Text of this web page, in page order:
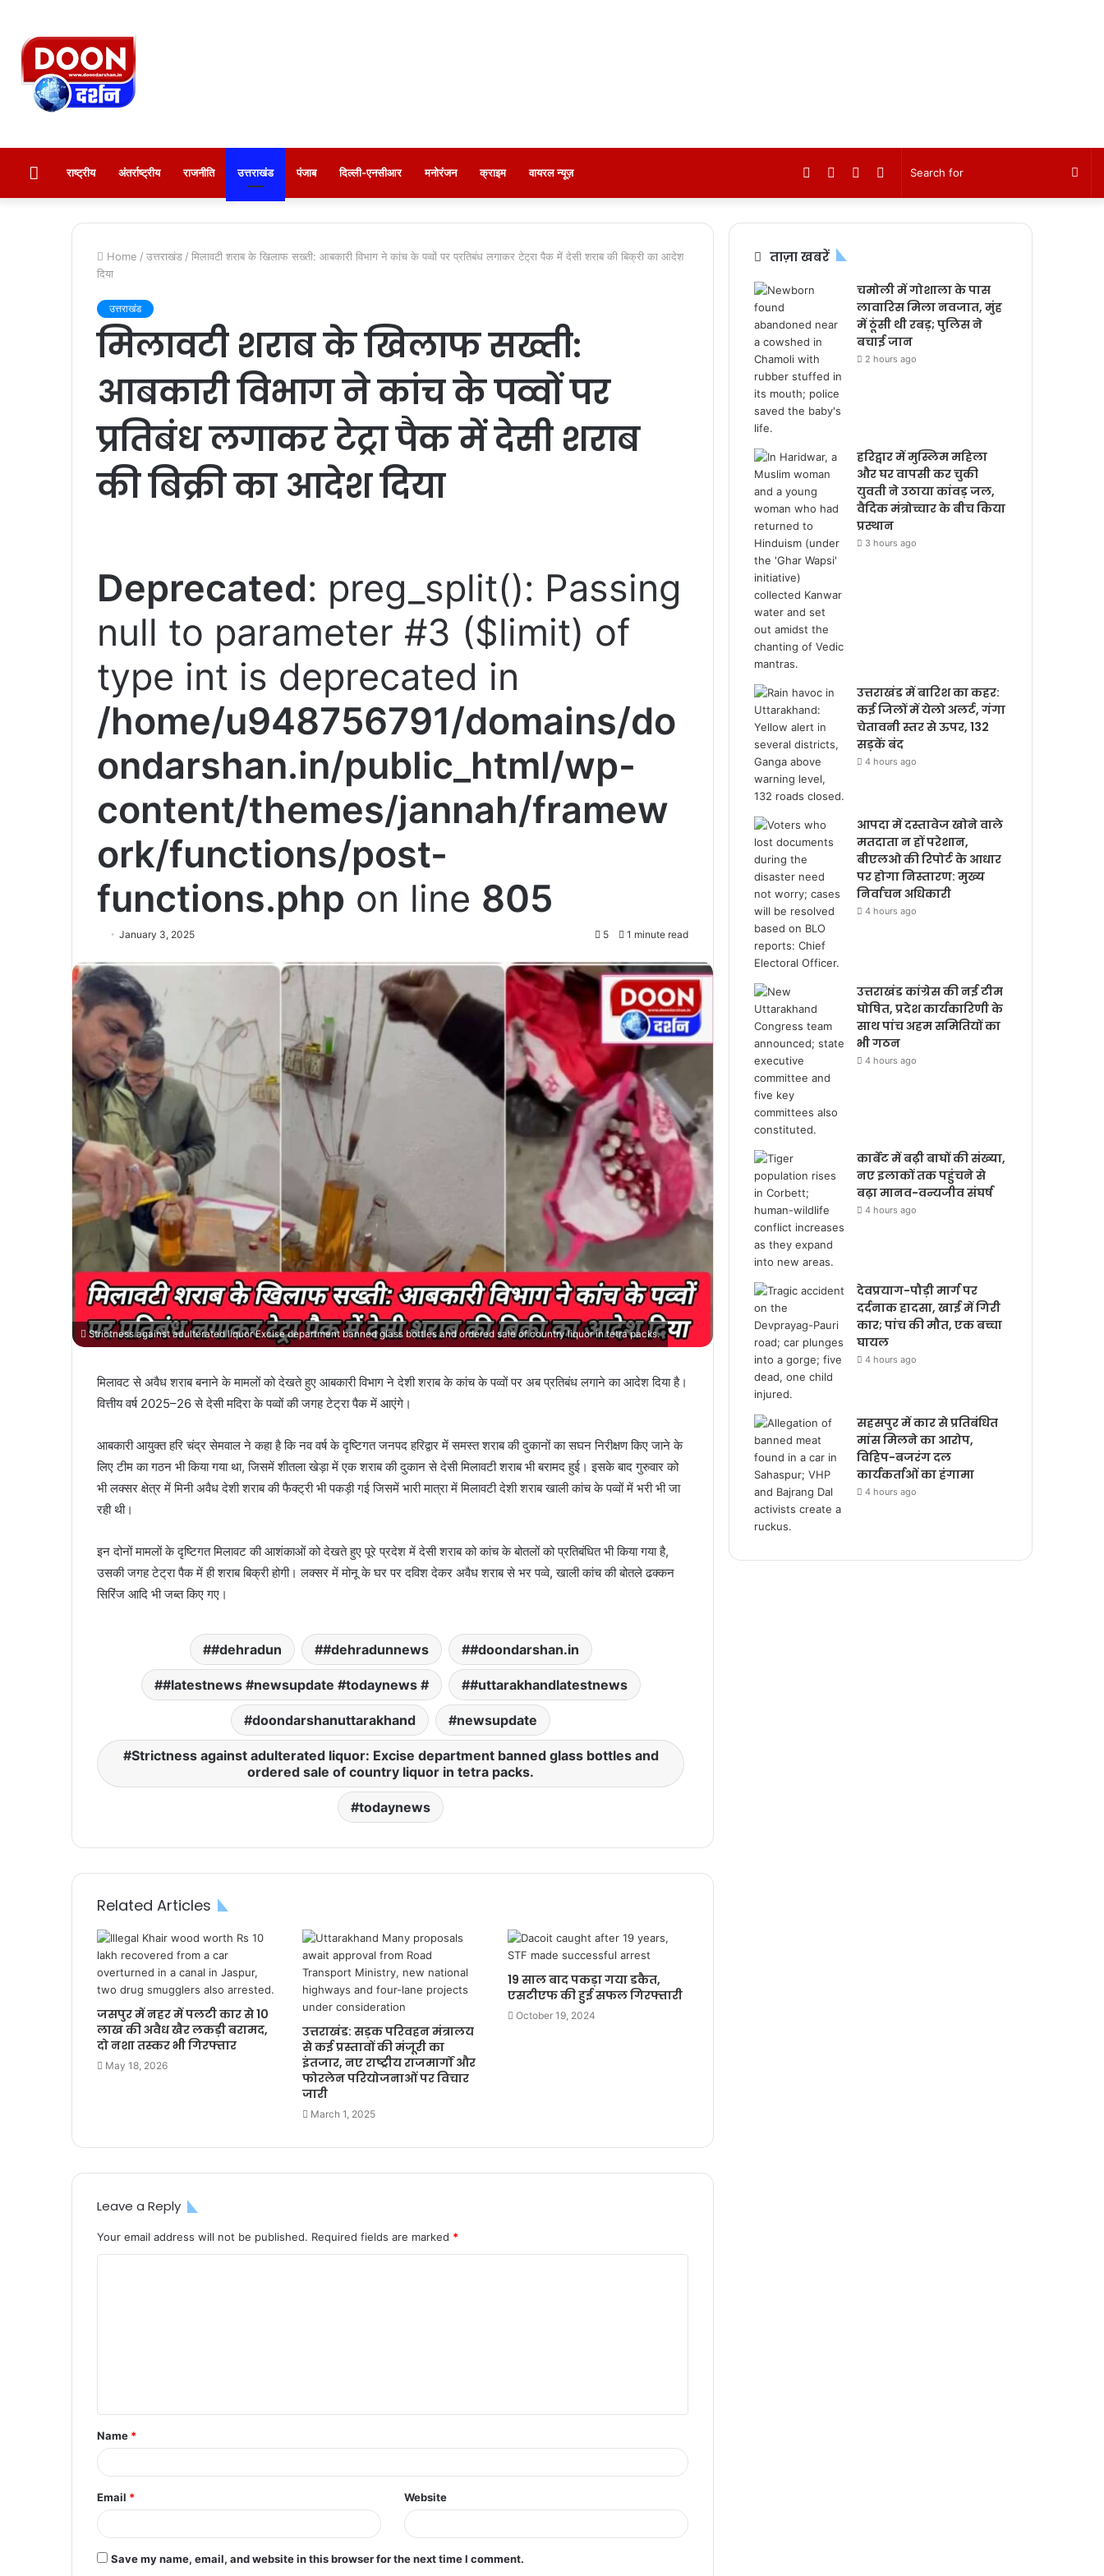
राष्ट्रीय अंतर्राष्ट्रीय राजनीति उत्तराखंड पंजाब दिल्ली-एनसीआर मनोरंजन क्राइम वायरल न्यूज़ Instagram
YouTube
Twitter
Facebook
Home / उत्तराखंड / मिलावटी शराब के खिलाफ सख्ती: आबकारी विभाग ने कांच के पव्वों पर प्रतिबंध लगाकर टेट्रा पैक में देसी शराब की बिक्री का आदेश
दिया
उत्तराखंड
मिलावटी शराब के खिलाफ सख्ती:
आबकारी विभाग ने कांच के पव्वों पर
प्रतिबंध लगाकर टेट्रा पैक में देसी शराब
की बिक्री का आदेश दिया
Deprecated: preg_split(): Passing
null to parameter #3 ($limit) of
type int is deprecated in
/home/u948756791/domains/do
ondarshan.in/public_html/wp-
content/themes/jannah/framew
ork/functions/post-
functions.php on line 805
January 3, 2025 5 1 minute read
Strictness against adulterated liquor Excise department banned glass bottles and ordered sale of country liquor in tetra packs.
मिलावट से अवैध शराब बनाने के मामलों को देखते हुए आबकारी विभाग ने देशी शराब के कांच के पव्वों पर अब प्रतिबंध लगाने का आदेश दिया है।
वित्तीय वर्ष 2025–26 से देसी मदिरा के पव्वों की जगह टेट्रा पैक में आएंगे।
आबकारी आयुक्त हरि चंद्र सेमवाल ने कहा है कि नव वर्ष के दृष्टिगत जनपद हरिद्वार में समस्त शराब की दुकानों का सघन निरीक्षण किए जाने के
लिए टीम का गठन भी किया गया था, जिसमें शीतला खेड़ा में एक शराब की दुकान से देसी मिलावटी शराब भी बरामद हुई। इसके बाद गुरुवार को
भी लक्सर क्षेत्र में मिनी अवैध देशी शराब की फैक्ट्री भी पकड़ी गई जिसमें भारी मात्रा में मिलावटी देशी शराब खाली कांच के पव्वों में भरी भी जा
रही थी।
इन दोनों मामलों के दृष्टिगत मिलावट की आशंकाओं को देखते हुए पूरे प्रदेश में देसी शराब को कांच के बोतलों को प्रतिबंधित भी किया गया है,
उसकी जगह टेट्रा पैक में ही शराब बिक्री होगी। लक्सर में मोनू के घर पर दविश देकर अवैध शराब से भर पव्वे, खाली कांच की बोतले ढक्कन
सिरिंज आदि भी जब्त किए गए।
#dehradun #dehradunnews #doondarshan.in
#latestnews #newsupdate #todaynews # #uttarakhandlatestnews
doondarshanuttarakhand newsupdate
Strictness against adulterated liquor: Excise department banned glass bottles and
ordered sale of country liquor in tetra packs.
todaynews
Related Articles
जसपुर में नहर में पलटी कार से 10
लाख की अवैध खैर लकड़ी बरामद,
दो नशा तस्कर भी गिरफ्तार
May 18, 2026
उत्तराखंड: सड़क परिवहन मंत्रालय
से कई प्रस्तावों की मंजूरी का
इंतजार, नए राष्ट्रीय राजमार्गों और
फोरलेन परियोजनाओं पर विचार
जारी
March 1, 2025
19 साल बाद पकड़ा गया डकैत,
एसटीएफ की हुई सफल गिरफ्तारी
October 19, 2024
Leave a Reply
Your email address will not be published. Required fields are marked *
t
*
Name *
Email * Website
Save my name, email, and website in this browser for the next time I comment.
ताज़ा खबरें
चमोली में गोशाला के पास
लावारिस मिला नवजात, मुंह
में ठूंसी थी रबड़; पुलिस ने
बचाई जान
2 hours ago
हरिद्वार में मुस्लिम महिला
और घर वापसी कर चुकी
युवती ने उठाया कांवड़ जल,
वैदिक मंत्रोच्चार के बीच किया
प्रस्थान
3 hours ago
उत्तराखंड में बारिश का कहर:
कई जिलों में येलो अलर्ट, गंगा
चेतावनी स्तर से ऊपर, 132
सड़कें बंद
4 hours ago
आपदा में दस्तावेज खोने वाले
मतदाता न हों परेशान,
बीएलओ की रिपोर्ट के आधार
पर होगा निस्तारण: मुख्य
निर्वाचन अधिकारी
4 hours ago
उत्तराखंड कांग्रेस की नई टीम
घोषित, प्रदेश कार्यकारिणी के
साथ पांच अहम समितियों का
भी गठन
4 hours ago
कार्बेट में बढ़ी बाघों की संख्या,
नए इलाकों तक पहुंचने से
बढ़ा मानव-वन्यजीव संघर्ष
4 hours ago
देवप्रयाग-पौड़ी मार्ग पर
दर्दनाक हादसा, खाई में गिरी
कार; पांच की मौत, एक बच्चा
घायल
4 hours ago
सहसपुर में कार से प्रतिबंधित
मांस मिलने का आरोप,
विहिप-बजरंग दल
कार्यकर्ताओं का हंगामा
4 hours ago